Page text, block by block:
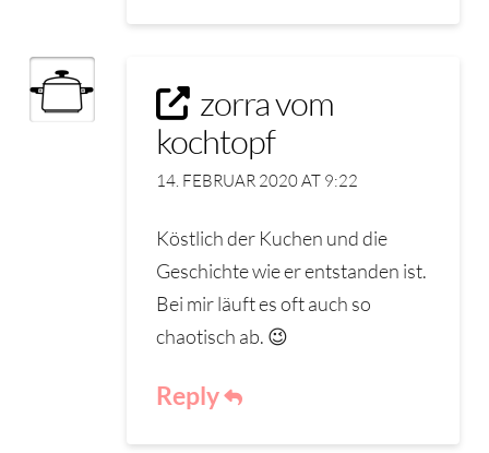
zorra vom
kochtopf
14. FEBRUAR 2020 AT 9:22
Köstlich der Kuchen und die
Geschichte wie er entstanden ist.
Bei mir läuft es oft auch so
chaotisch ab. 😉
Reply